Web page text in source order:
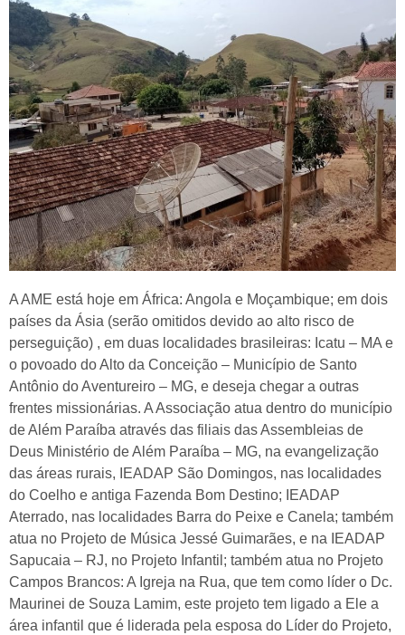
A AME está hoje em África: Angola e Moçambique; em dois
países da Ásia (serão omitidos devido ao alto risco de
perseguição) , em duas localidades brasileiras: Icatu – MA e
o povoado do Alto da Conceição – Município de Santo
Antônio do Aventureiro – MG, e deseja chegar a outras
frentes missionárias. A Associação atua dentro do município
de Além Paraíba através das filiais das Assembleias de
Deus Ministério de Além Paraíba – MG, na evangelização
das áreas rurais, IEADAP São Domingos, nas localidades
do Coelho e antiga Fazenda Bom Destino; IEADAP
Aterrado, nas localidades Barra do Peixe e Canela; também
atua no Projeto de Música Jessé Guimarães, e na IEADAP
Sapucaia – RJ, no Projeto Infantil; também atua no Projeto
Campos Brancos: A Igreja na Rua, que tem como líder o Dc.
Maurinei de Souza Lamim, este projeto tem ligado a Ele a
área infantil que é liderada pela esposa do Líder do Projeto,